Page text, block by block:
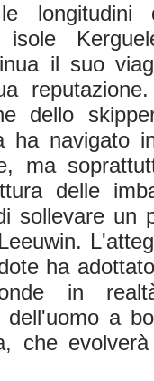
longitudini
il suo
dello
ha navigato
ma
delle
sollevare un
ha
in
dell'uomo a
che